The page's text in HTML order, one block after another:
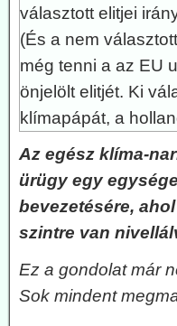
választott elitjei
(És a nem
még tenni a az EU
önjelölt elitjét. Ki
klímapápát, a
Az egész klíma-
ürügy egy
bevezetésére,
szintre van
Ez a gondolat már
Sok mindent